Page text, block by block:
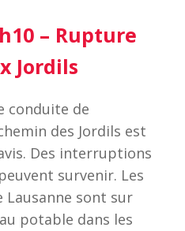
– Rupture
Jordils
conduite de
des Jordils est
Des interruptions
survenir. Les
Lausanne sont sur
potable dans les